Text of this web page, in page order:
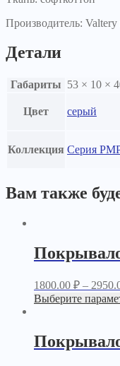
Производитель:
Детали
Габариты 53 × 10 ×
Цвет серый
Коллекция Серия
Вам также
1800.00 ₽ –
Выберите